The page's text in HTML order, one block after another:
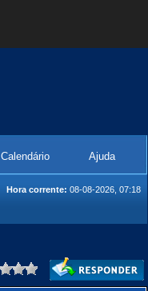
Calendário Ajuda
Hora corrente: 08-08-2026, 07:18